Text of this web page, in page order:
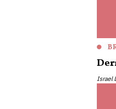
Israel